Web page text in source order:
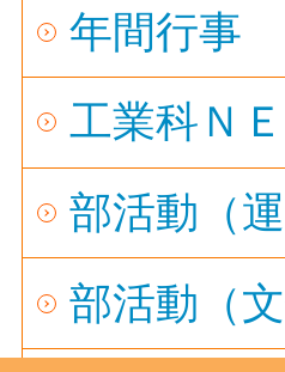
年間行事
工業科Ｎ
部活動（運
部活動（文